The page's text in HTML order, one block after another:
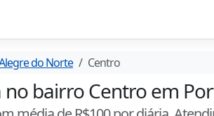
do Norte Centro
no bairro Centro em